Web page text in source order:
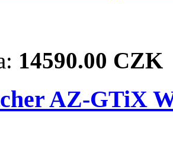
14590.00 CZK
AZ-GTiX